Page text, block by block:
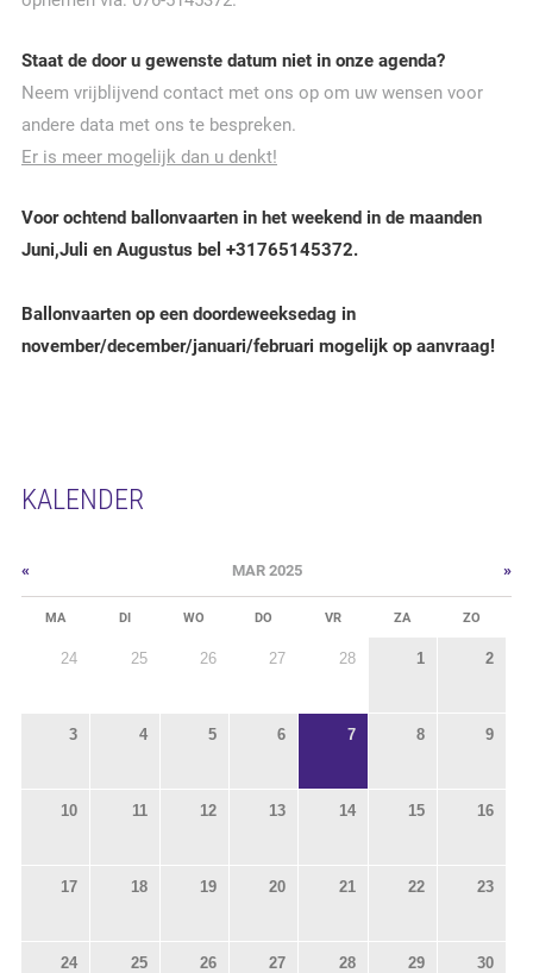
Staat de door u gewenste datum niet in onze agenda?
Neem vrijblijvend contact met ons op om uw wensen voor
andere data met ons te bespreken.
Er is meer mogelijk dan u denkt!
Voor ochtend ballonvaarten in het weekend in de maanden
Juni,Juli en Augustus bel +31765145372.
Ballonvaarten op een doordeweeksedag in
november/december/januari/februari mogelijk op aanvraag!
KALENDER
« MAR 2025 »
MA DI WO DO VR ZA ZO
24 25 26 27 28 1 2
3 4 5 6 7 8 9
10 11 12 13 14 15 16
17 18 19 20 21 22 23
24 25 26 27 28 29 30